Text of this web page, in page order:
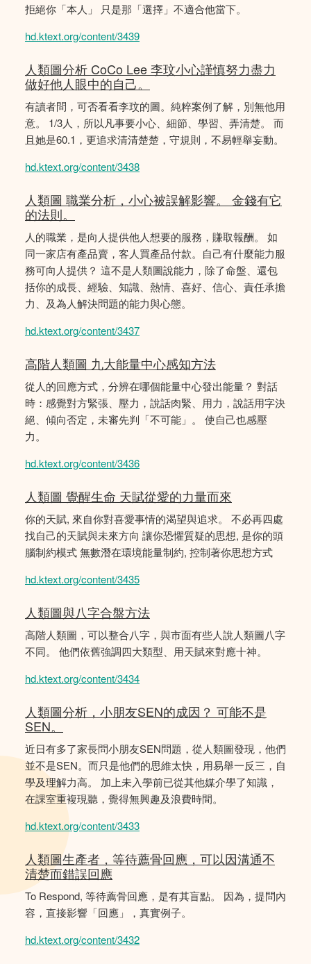
拒絕你「本人」 只是那「選擇」不適合他當下。
hd.ktext.org/content/3439
人類圖分析 CoCo Lee 李玟小心謹慎努力盡力
做好他人眼中的自己。
有讀者問，可否看看李玟的圖。純粹案例了解，別無他用
意。 1/3人，所以凡事要小心、細節、學習、弄清楚。 而
且她是60.1，更追求清清楚楚，守規則，不易輕舉妄動。
hd.ktext.org/content/3438
人類圖 職業分析，小心被誤解影響。 金錢有它
的法則。
人的職業，是向人提供他人想要的服務，賺取報酬。 如
同一家店有產品賣，客人買產品付款。自己有什麼能力服
務可向人提供？ 這不是人類圖說能力，除了命盤、還包
括你的成長、經驗、知識、熱情、喜好、信心、責任承擔
力、及為人解決問題的能力與心態。
hd.ktext.org/content/3437
高階人類圖 九大能量中心感知方法
從人的回應方式，分辨在哪個能量中心發出能量？ 對話
時：感覺對方緊張、壓力，說話肉緊、用力，說話用字決
絕、傾向否定，未審先判「不可能」。 使自己也感壓
力。
hd.ktext.org/content/3436
人類圖 覺醒生命 天賦從愛的力量而來
你的天賦, 來自你對喜愛事情的渴望與追求。 不必再四處
找自己的天賦與未來方向 讓你恐懼質疑的思想, 是你的頭
腦制約模式 無數潛在環境能量制約, 控制著你思想方式
hd.ktext.org/content/3435
人類圖與八字合盤方法
高階人類圖，可以整合八字，與市面有些人說人類圖八字
不同。 他們依舊強調四大類型、用天賦來對應十神。
hd.ktext.org/content/3434
人類圖分析，小朋友SEN的成因？ 可能不是
SEN。
近日有多了家長問小朋友SEN問題，從人類圖發現，他們
並不是SEN。而只是他們的思維太快，用易舉一反三，自
學及理解力高。 加上未入學前已從其他媒介學了知識，
在課室重複現聽，覺得無興趣及浪費時間。
hd.ktext.org/content/3433
人類圖生產者，等待薦骨回應，可以因溝通不
清楚而錯誤回應
To Respond, 等待薦骨回應，是有其盲點。 因為，提問內
容，直接影響「回應」，真實例子。
hd.ktext.org/content/3432